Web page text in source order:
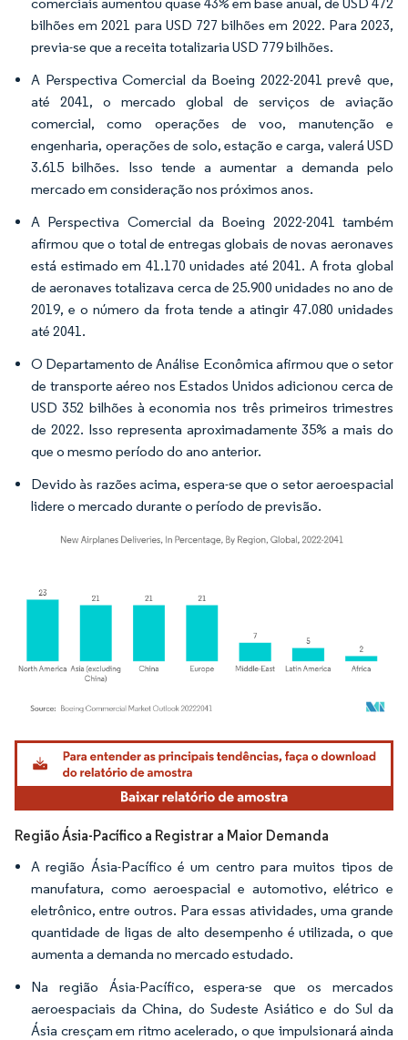
bilhões em 2021 para USD 727 bilhões em 2022. Para 2023,
previa-se que a receita totalizaria USD 779 bilhões.
A Perspectiva Comercial da Boeing 2022-2041 prevê que,
até 2041, o mercado global de serviços de aviação
comercial, como operações de voo, manutenção e
engenharia, operações de solo, estação e carga, valerá USD
3.615 bilhões. Isso tende a aumentar a demanda pelo
mercado em consideração nos próximos anos.
A Perspectiva Comercial da Boeing 2022-2041 também
afirmou que o total de entregas globais de novas aeronaves
está estimado em 41.170 unidades até 2041. A frota global
de aeronaves totalizava cerca de 25.900 unidades no ano de
2019, e o número da frota tende a atingir 47.080 unidades
até 2041.
O Departamento de Análise Econômica afirmou que o setor
de transporte aéreo nos Estados Unidos adicionou cerca de
USD 352 bilhões à economia nos três primeiros trimestres
de 2022. Isso representa aproximadamente 35% a mais do
que o mesmo período do ano anterior.
Devido às razões acima, espera-se que o setor aeroespacial
lidere o mercado durante o período de previsão.
Imagem © Mordor Intelligence. O reuso requer atribuição conforme CC BY 4.0.
Região Ásia-Pacífico a Registrar a Maior Demanda
A região Ásia-Pacífico é um centro para muitos tipos de
manufatura, como aeroespacial e automotivo, elétrico e
eletrônico, entre outros. Para essas atividades, uma grande
quantidade de ligas de alto desempenho é utilizada, o que
aumenta a demanda no mercado estudado.
Na região Ásia-Pacífico, espera-se que os mercados
aeroespaciais da China, do Sudeste Asiático e do Sul da
Ásia cresçam em ritmo acelerado, o que impulsionará ainda